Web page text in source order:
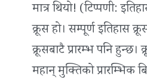
मात्र थियो! (टिप्पणी:
क्रूस हो। सम्पूर्ण इतिहास
क्रूसबाटै प्रारम्भ पनि हुन्छ।
महान् मुक्तिको प्रारम्भिक